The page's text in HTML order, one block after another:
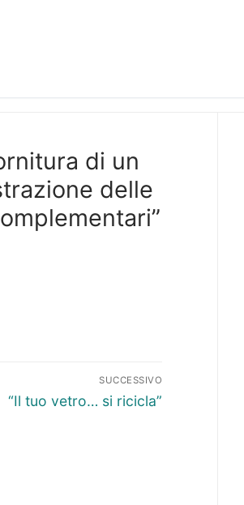
di un
delle
SUCCESSIVO
Articolo
“Il tuo vetro… si ricicla”